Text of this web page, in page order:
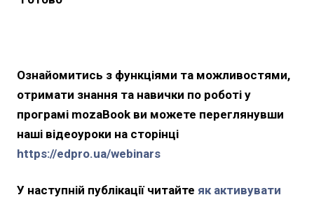
Ознайомитись з функціями та можливостями,
отримати знання та навички по роботі у
програмі mozaBook ви можете переглянувши
наші відеоуроки на сторінці
https://edpro.ua/webinars
У наступній публікації читайте як активувати